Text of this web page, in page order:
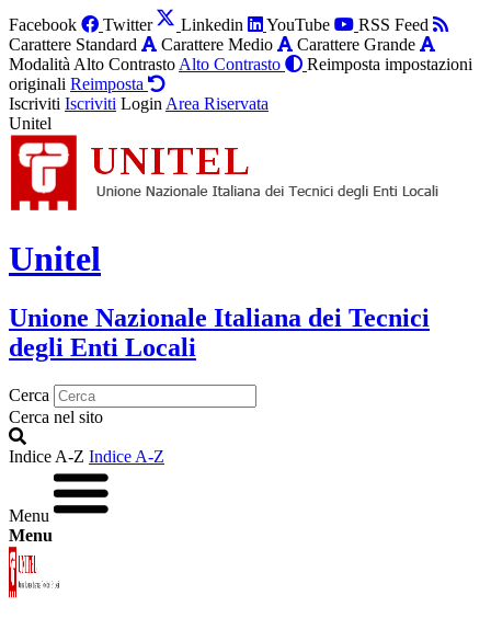
Facebook Twitter Linkedin YouTube
RSS Feed
Carattere Standard
Carattere Medio
Carattere Grande
Modalità Alto Contrasto Alto Contrasto
Reimposta impostazioni
originali Reimposta
Iscriviti Iscriviti Login Area Riservata
Unitel
Unitel
Unione Nazionale Italiana dei Tecnici
degli Enti Locali
Cerca
Cerca nel sito
Indice A-Z Indice A-Z
Menu
Menu